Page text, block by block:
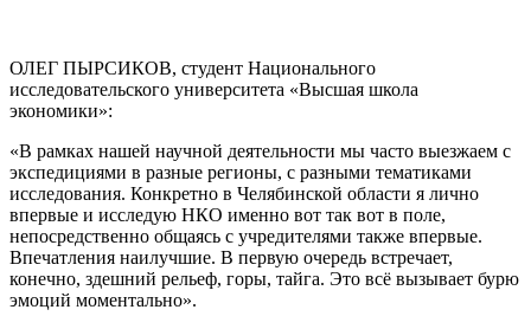
ОЛЕГ ПЫРСИКОВ, студент Национального
исследовательского университета «Высшая школа
экономики»:
«В рамках нашей научной деятельности мы часто выезжаем с
экспедициями в разные регионы, с разными тематиками
исследования. Конкретно в Челябинской области я лично
впервые и исследую НКО именно вот так вот в поле,
непосредственно общаясь с учредителями также впервые.
Впечатления наилучшие. В первую очередь встречает,
конечно, здешний рельеф, горы, тайга. Это всё вызывает бурю
эмоций моментально».